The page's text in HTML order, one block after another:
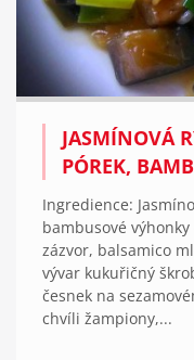
JASMÍNOVÁ
PÓREK,
Ingredience:
bambusové
zázvor, balsamico
vývar kukuřičný
česnek na
chvíli žampiony,...